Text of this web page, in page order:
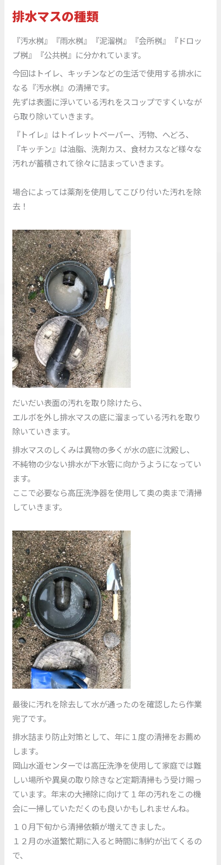
排水マスの種類
『汚水桝』『雨水桝』『泥溜桝』『会所桝』『ドロッ
プ桝』『公共桝』に分かれています。
今回はトイレ、キッチンなどの生活で使用する排水に
なる『汚水桝』の清掃です。
先ずは表面に浮いている汚れをスコップですくいなが
ら取り除いていきます。
『トイレ』はトイレットペーパー、汚物、へどろ、
『キッチン』は油脂、洗剤カス、食材カスなど様々な
汚れが蓄積されて徐々に詰まっていきます。
場合によっては薬剤を使用してこびり付いた汚れを除
去！
だいだい表面の汚れを取り除けたら、
エルボを外し排水マスの底に溜まっている汚れを取り
除いていきます。
排水マスのしくみは異物の多くが水の底に沈殿し、
不純物の少ない排水が下水管に向かうようになってい
ます。
ここで必要なら高圧洗浄器を使用して奥の奥まで清掃
していきます。
最後に汚れを除去して水が通ったのを確認したら作業
完了です。
排水詰まり防止対策として、年に１度の清掃をお薦め
します。
岡山水道センターでは高圧洗浄を使用して家庭では難
しい場所や異臭の取り除きなど定期清掃もう受け賜っ
ています。年末の大掃除に向けて１年の汚れをこの機
会に一掃していただくのも良いかもしれませんね。
１０月下旬から清掃依頼が増えてきました。
１２月の水道繁忙期に入ると時間に制約が出てくるの
で、